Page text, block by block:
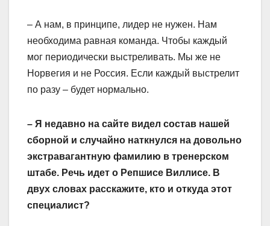
– А нам, в принципе, лидер не нужен. Нам
необходима равная команда. Чтобы каждый
мог периодически выстреливать. Мы же не
Норвегия и не Россия. Если каждый выстрелит
по разу – будет нормально.
– Я недавно на сайте видел состав нашей
сборной и случайно наткнулся на довольно
экстравагантную фамилию в тренерском
штабе. Речь идет о Репшисе Виллисе. В
двух словах расскажите, кто и откуда этот
специалист?